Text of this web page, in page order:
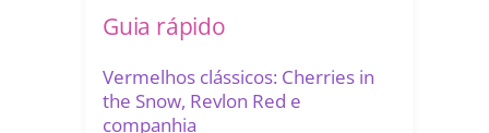
Guia rápido
Vermelhos clássicos: Cherries in
the Snow, Revlon Red e
companhia